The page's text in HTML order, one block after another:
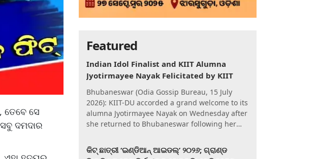
ସେ
ଦମଦାର
Featured
Indian Idol Finalist and KIIT Alumna
Jyotirmayee Nayak Felicitated by KIIT
Bhubaneswar (Odia Gossip Bureau, 15 July
2026): KIIT-DU accorded a grand welcome to its
alumna Jyotirmayee Nayak on Wednesday after
she returned to Bhubaneswar following her
କିଟ୍‍ ଛାତ୍ରୀ ‘ଇଣ୍ଡିଆନ୍ ଆଇଡଲ୍‌’ ୨୦୨୬; ଗ୍ରାଣ୍ଡ